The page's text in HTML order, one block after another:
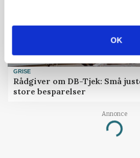
OK
GRISE
Rådgiver om DB-Tjek: Små
store besparelser
Annonce
Loading...